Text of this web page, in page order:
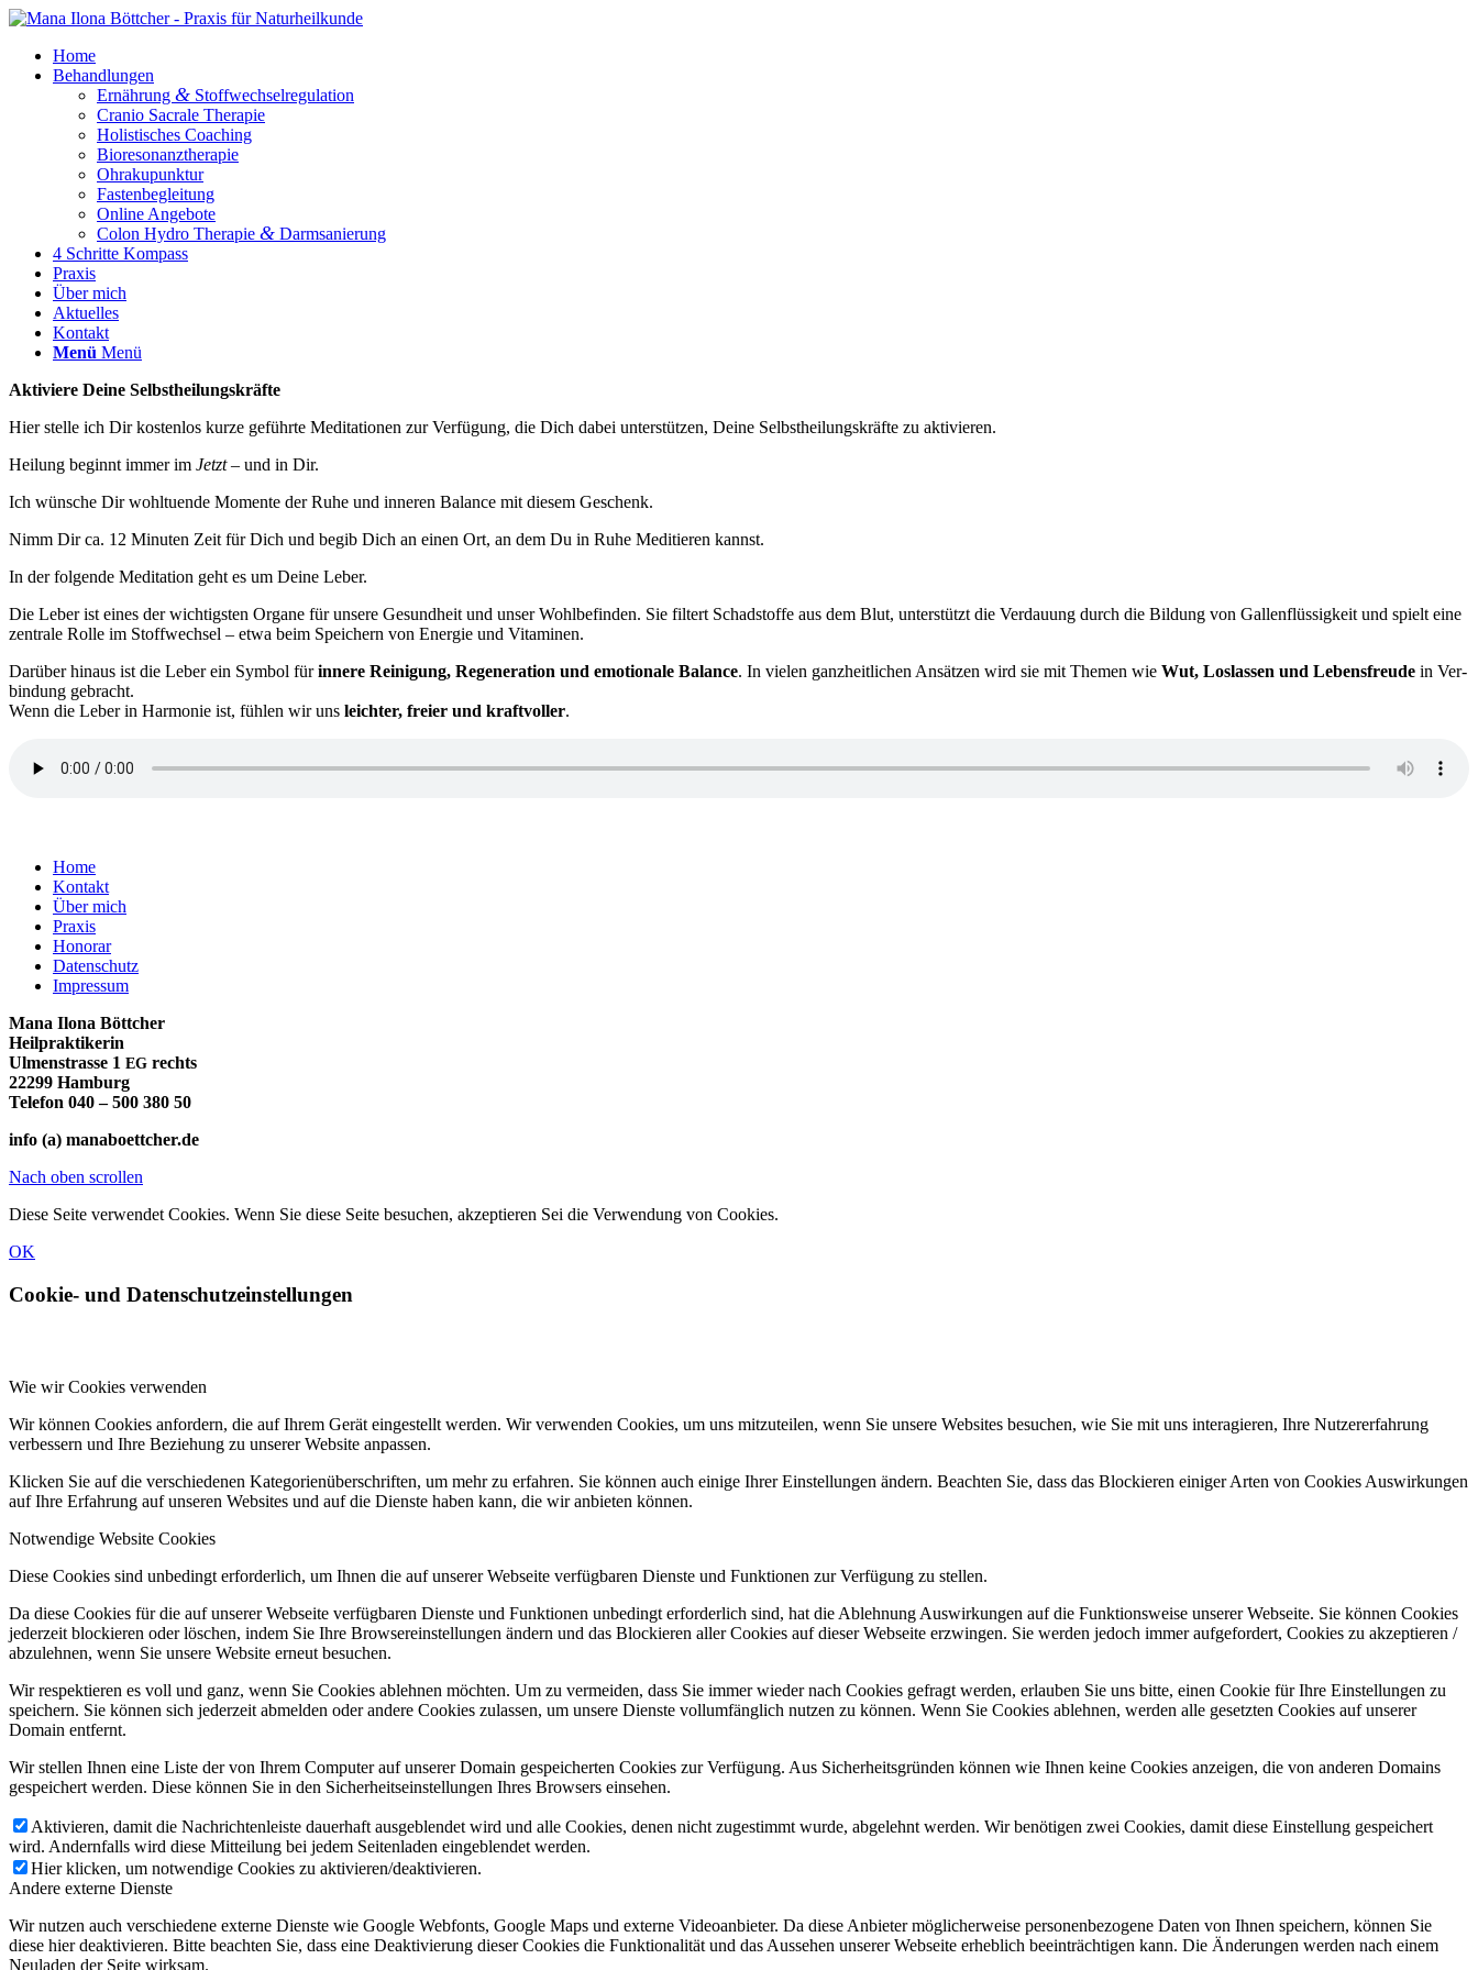
Home
Behandlungen
Ernährung & Stoffwechselregulation
Cranio Sacrale Therapie
Holistisches Coaching
Bioresonanztherapie
Ohrakupunktur
Fastenbegleitung
Online Angebote
Colon Hydro Therapie & Darmsanierung
4 Schritte Kompass
Praxis
Über mich
Aktuelles
Kontakt
Menü Menü
Akti­vie­re Deine Selbstheilungskräfte
Hier stel­le ich Dir kos­ten­los kurze geführ­te Medi­ta­tio­nen zur Ver­fü­gung, die Dich dabei unter­stüt­zen, Deine Selbst­hei­lungs­kräf­te zu aktivieren.
Hei­lung beginnt immer im Jetzt– und in Dir.
Ich wün­sche Dir wohl­tu­en­de Momen­te der Ruhe und inne­ren Balan­ce mit die­sem Geschenk.
Nimm Dir ca. 12 Minu­ten Zeit für Dich und begib Dich an einen Ort, an dem Du in Ruhe Medi­tie­ren kannst.
In der fol­gen­de Medi­ta­ti­on geht es um Deine Leber.
Die Leber ist eines der wich­tigs­ten Orga­ne für unse­re Gesund­heit und unser Wohl­be­fin­den. Sie fil­tert Schad­stof­fe aus dem Blut, unter­stützt die Ver­dau­ung durch die Bil­dung von Gal­len­flüs­sig­keit und spielt eine
zen­tra­le Rolle im Stoff­wech­sel – etwa beim Spei­chern von Ener­gie und Vitaminen.
Dar­über hin­aus ist die Leber ein Sym­bol fürinne­re Rei­ni­gung, Rege­ne­ra­ti­on und emo­tio­na­le Balan­ce. In vie­len ganz­heit­li­chen Ansät­zen wird sie mit The­men wie Wut, Los­las­sen und Lebens­freu­de in Ver­
bin­dung gebracht.
Wenn die Leber in Har­mo­nie ist, füh­len wir uns leich­ter, frei­er und kraft­vol­ler.
Home
Kontakt
Über mich
Praxis
Honorar
Datenschutz
Impressum
Mana Ilona Böttcher
Heil­prak­ti­ke­rin
Ulmen­stras­se 1 EG rechts
22299 Ham­burg
Tele­fon 040 – 500 380 50
info (a) manaboettcher.de
Nach oben scrollen
Diese Seite verwendet Cookies. Wenn Sie diese Seite besuchen, akzeptieren Sei die Verwendung von Cookies.
OK
Cookie- und Datenschutzeinstellungen
Wie wir Cookies verwenden
Wir können Cookies anfordern, die auf Ihrem Gerät eingestellt werden. Wir verwenden Cookies, um uns mitzuteilen, wenn Sie unsere Websites besuchen, wie Sie mit uns interagieren, Ihre Nutzererfahrung
verbessern und Ihre Beziehung zu unserer Website anpassen.
Klicken Sie auf die verschiedenen Kategorienüberschriften, um mehr zu erfahren. Sie können auch einige Ihrer Einstellungen ändern. Beachten Sie, dass das Blockieren einiger Arten von Cookies Auswirkungen
auf Ihre Erfahrung auf unseren Websites und auf die Dienste haben kann, die wir anbieten können.
Notwendige Website Cookies
Diese Cookies sind unbedingt erforderlich, um Ihnen die auf unserer Webseite verfügbaren Dienste und Funktionen zur Verfügung zu stellen.
Da diese Cookies für die auf unserer Webseite verfügbaren Dienste und Funktionen unbedingt erforderlich sind, hat die Ablehnung Auswirkungen auf die Funktionsweise unserer Webseite. Sie können Cookies
jederzeit blockieren oder löschen, indem Sie Ihre Browsereinstellungen ändern und das Blockieren aller Cookies auf dieser Webseite erzwingen. Sie werden jedoch immer aufgefordert, Cookies zu akzeptieren /
abzulehnen, wenn Sie unsere Website erneut besuchen.
Wir respektieren es voll und ganz, wenn Sie Cookies ablehnen möchten. Um zu vermeiden, dass Sie immer wieder nach Cookies gefragt werden, erlauben Sie uns bitte, einen Cookie für Ihre Einstellungen zu
speichern. Sie können sich jederzeit abmelden oder andere Cookies zulassen, um unsere Dienste vollumfänglich nutzen zu können. Wenn Sie Cookies ablehnen, werden alle gesetzten Cookies auf unserer
Domain entfernt.
Wir stellen Ihnen eine Liste der von Ihrem Computer auf unserer Domain gespeicherten Cookies zur Verfügung. Aus Sicherheitsgründen können wie Ihnen keine Cookies anzeigen, die von anderen Domains
gespeichert werden. Diese können Sie in den Sicherheitseinstellungen Ihres Browsers einsehen.
Aktivieren, damit die Nachrichtenleiste dauerhaft ausgeblendet wird und alle Cookies, denen nicht zugestimmt wurde, abgelehnt werden. Wir benötigen zwei Cookies, damit diese Einstellung gespeichert
wird. Andernfalls wird diese Mitteilung bei jedem Seitenladen eingeblendet werden.
Hier klicken, um notwendige Cookies zu aktivieren/deaktivieren.
Andere externe Dienste
Wir nutzen auch verschiedene externe Dienste wie Google Webfonts, Google Maps und externe Videoanbieter. Da diese Anbieter möglicherweise personenbezogene Daten von Ihnen speichern, können Sie
diese hier deaktivieren. Bitte beachten Sie, dass eine Deaktivierung dieser Cookies die Funktionalität und das Aussehen unserer Webseite erheblich beeinträchtigen kann. Die Änderungen werden nach einem
Neuladen der Seite wirksam.